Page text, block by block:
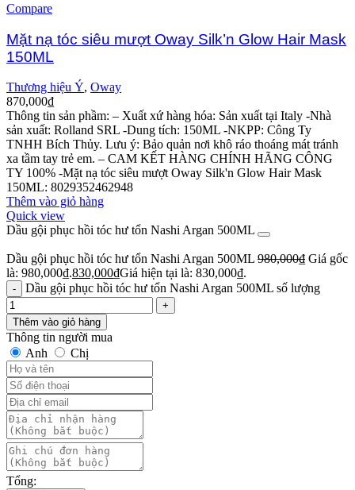
Compare
Mặt nạ tóc siêu mượt Oway Silk’n Glow Hair Mask
150ML
Thương hiệu Ý, Oway
870,000₫
Thông tin sản phầm: – Xuất xứ hàng hóa: Sản xuất tại Italy -Nhà
sản xuất: Rolland SRL -Dung tích: 150ML -NKPP: Công Ty
TNHH Bích Thủy. Lưu ý: Bảo quản nơi khô ráo thoáng mát tránh
xa tầm tay trẻ em. – CAM KẾT HÀNG CHÍNH HÃNG CÔNG
TY 100% -Mặt nạ tóc siêu mượt Oway Silk'n Glow Hair Mask
150ML: 8029352462948
Thêm vào giỏ hàng
Quick view
Dầu gội phục hồi tóc hư tổn Nashi Argan 500ML
Dầu gội phục hồi tóc hư tổn Nashi Argan 500ML 980,000₫ Giá gốc
là: 980,000₫.830,000₫Giá hiện tại là: 830,000₫.
Dầu gội phục hồi tóc hư tổn Nashi Argan 500ML số lượng
Thêm vào giỏ hàng
Thông tin người mua
Anh
Chị
Tổng: